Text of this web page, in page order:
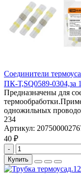
Соединители
ПК-Т,SQ0589-0304,за
Предназначены для
одножильных
234
Артикул:
40 ₽
-
Купить